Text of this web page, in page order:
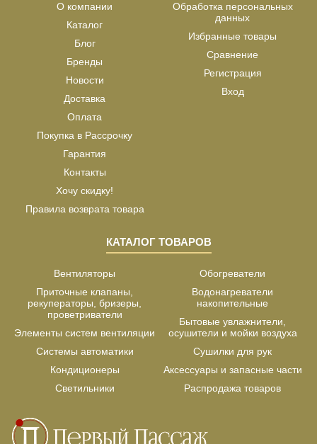
О компании
Каталог
Блог
Бренды
Новости
Доставка
Оплата
Покупка в Рассрочку
Гарантия
Контакты
Хочу скидку!
Правила возврата товара
Обработка персональных
данных
Избранные товары
Сравнение
Регистрация
Вход
КАТАЛОГ ТОВАРОВ
Вентиляторы
Приточные клапаны,
рекуператоры, бризеры,
проветриватели
Элементы систем вентиляции
Системы автоматики
Кондиционеры
Светильники
Обогреватели
Водонагреватели
накопительные
Бытовые увлажнители,
осушители и мойки воздуха
Сушилки для рук
Аксессуары и запасные части
Распродажа товаров